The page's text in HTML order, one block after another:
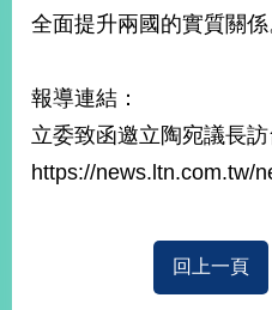
資
訊
國
與
地
全面提升兩國的實質關係
報導連結：
立委致函邀立陶宛議長訪
https://news.ltn.com.tw/
回上一頁